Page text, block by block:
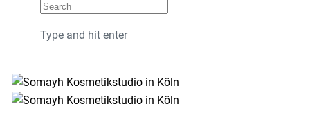
Type and hit enter